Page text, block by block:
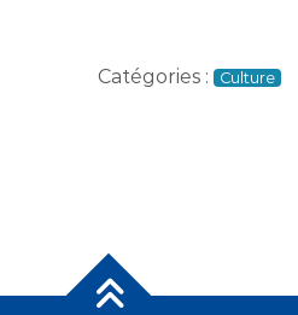
Catégories : Culture